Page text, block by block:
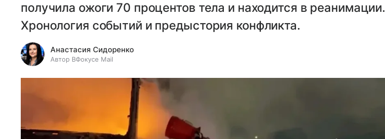
получила ожоги 70 процентов тела и находится в реанимации.
Хронология событий и предыстория конфликта.
Анастасия Сидоренко
Автор ВФокусе Mail